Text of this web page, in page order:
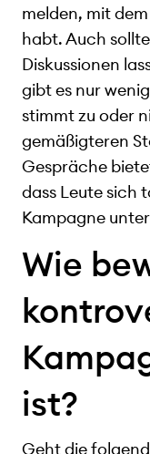
melden, mit
habt. Auch
Diskussionen
gibt es nur
stimmt zu oder
gemäßigteren
Gespräche
dass Leute sich
Kampagne
Wie
ist?
Geht die